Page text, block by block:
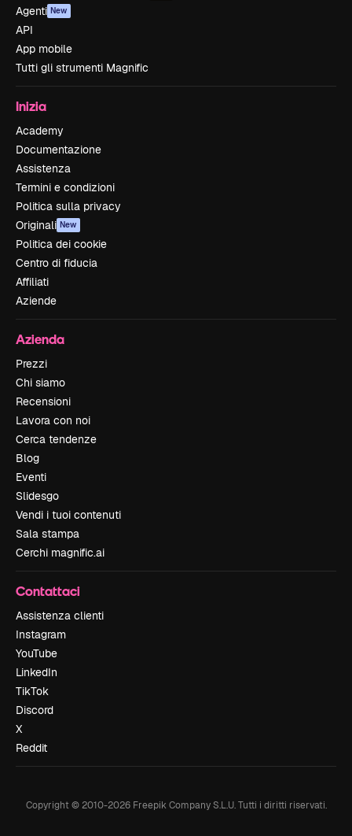
Agenti New
API
App mobile
Tutti gli strumenti Magnific
Inizia
Academy
Documentazione
Assistenza
Termini e condizioni
Politica sulla privacy
Originali New
Politica dei cookie
Centro di fiducia
Affiliati
Aziende
Azienda
Prezzi
Chi siamo
Recensioni
Lavora con noi
Cerca tendenze
Blog
Eventi
Slidesgo
Vendi i tuoi contenuti
Sala stampa
Cerchi magnific.ai
Contattaci
Assistenza clienti
Instagram
YouTube
LinkedIn
TikTok
Discord
X
Reddit
Copyright © 2010-2026Freepik Company S.L.U. Tutti i diritti riservati.